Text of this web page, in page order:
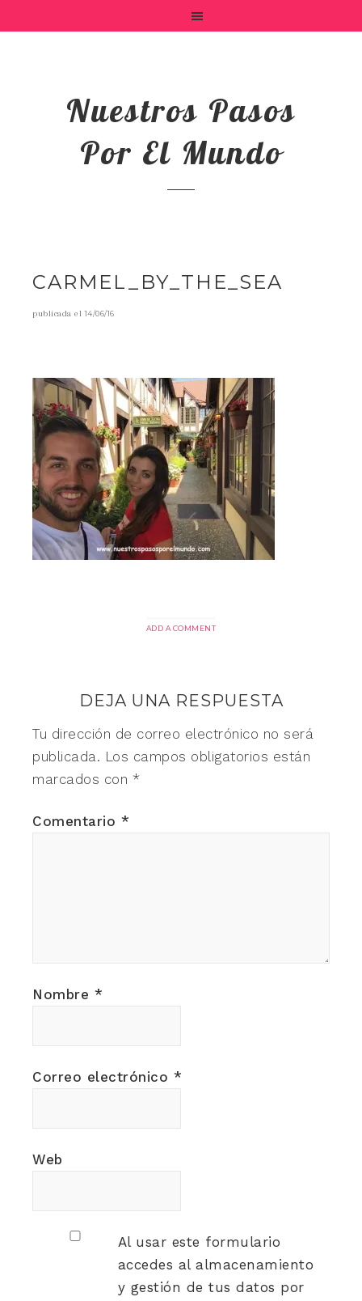
Nuestros Pasos
Por El Mundo
CARMEL_BY_THE_SEA
publicada el14/06/16
ADD A COMMENT
DEJA UNA RESPUESTA
Tu dirección de correo electrónico no será
publicada. Los campos obligatorios están
marcados con *
Comentario *
Nombre *
Correo electrónico *
Web
Al usar este formulario
accedes al almacenamiento
y gestión de tus datos por